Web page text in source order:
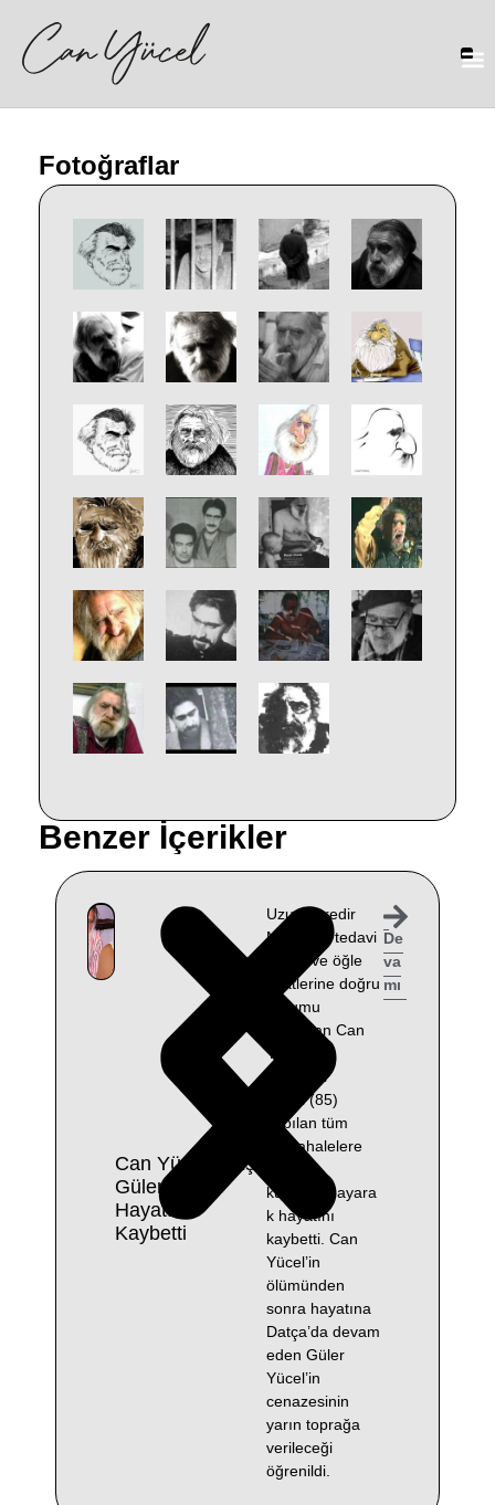
Fotoğraflar
Benzer İçerikler
Can Yücel’in Eşi
Güler Yücel
Hayatını
Kaybetti
Uzun süredir
Muğla’da tedavi
gören ve öğle
saatlerine doğru
durumu
ağırlaşan Can
Yücel’in
eşi Güler
Yücel (85)
yapılan tüm
müdahalelere
rağmen
kurtarılamayara
k hayatını
kaybetti. Can
Yücel’in
ölümünden
sonra hayatına
Datça’da devam
eden Güler
Yücel’in
cenazesinin
yarın toprağa
verileceği
öğrenildi.
De
va
mı